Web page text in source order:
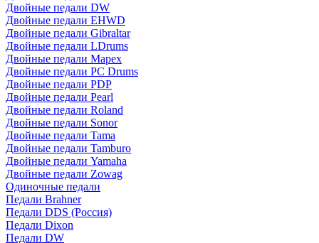
Двойные педали DW
Двойные педали EHWD
Двойные педали Gibraltar
Двойные педали LDrums
Двойные педали Mapex
Двойные педали PC Drums
Двойные педали PDP
Двойные педали Pearl
Двойные педали Roland
Двойные педали Sonor
Двойные педали Tama
Двойные педали Tamburo
Двойные педали Yamaha
Двойные педали Zowag
Одиночные педали
Педали Brahner
Педали DDS (Россия)
Педали Dixon
Педали DW